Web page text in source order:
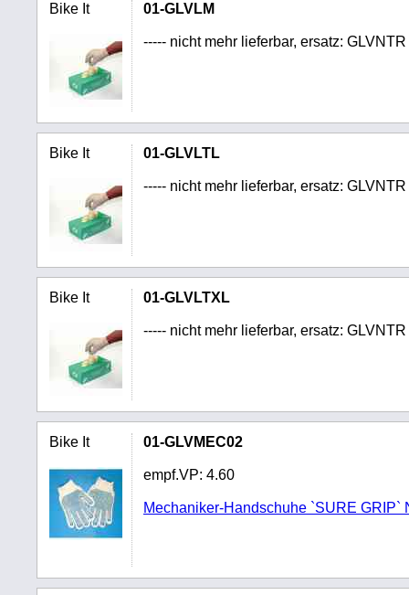
Bike It 01-GLVLM
----- nicht mehr lieferbar, ersatz: GLVNTR
Bike It 01-GLVLTL
----- nicht mehr lieferbar, ersatz: GLVNTR
Bike It 01-GLVLTXL
----- nicht mehr lieferbar, ersatz: GLVNTR
Bike It 01-GLVMEC02
empf.VP: 4.60
Mechaniker-Handschuhe `SURE GRIP`